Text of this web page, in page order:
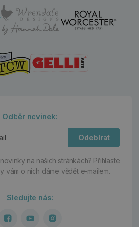
Odběr novinek:
Odebírat
na našich stránkách? Přihlaste
vám o nich dáme vědět e-mailem.
Sledujte nás: